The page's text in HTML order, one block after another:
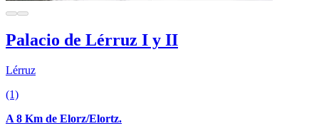
Palacio de Lérruz I y II
Lérruz
(1)
A 8 Km de Elorz/Elortz.